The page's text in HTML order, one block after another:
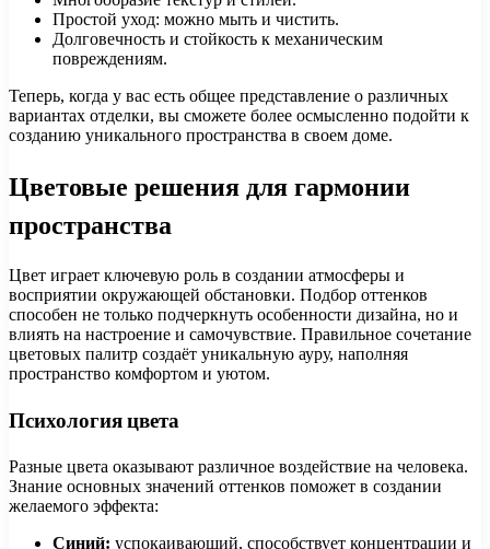
Простой уход: можно мыть и чистить.
Долговечность и стойкость к механическим
повреждениям.
Теперь, когда у вас есть общее представление о различных
вариантах отделки, вы сможете более осмысленно подойти к
созданию уникального пространства в своем доме.
Цветовые решения для гармонии
пространства
Цвет играет ключевую роль в создании атмосферы и
восприятии окружающей обстановки. Подбор оттенков
способен не только подчеркнуть особенности дизайна, но и
влиять на настроение и самочувствие. Правильное сочетание
цветовых палитр создаёт уникальную ауру, наполняя
пространство комфортом и уютом.
Психология цвета
Разные цвета оказывают различное воздействие на человека.
Знание основных значений оттенков поможет в создании
желаемого эффекта:
Синий: успокаивающий, способствует концентрации и